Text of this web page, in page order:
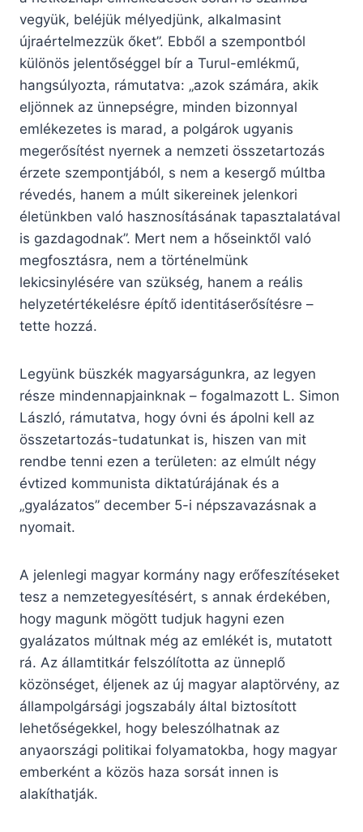
vegyük, beléjük mélyedjünk, alkalmasint
újraértelmezzük őket”. Ebből a szempontból
különös jelentőséggel bír a Turul-emlékmű,
hangsúlyozta, rámutatva: „azok számára, akik
eljönnek az ünnepségre, minden bizonnyal
emlékezetes is marad, a polgárok ugyanis
megerősítést nyernek a nemzeti összetartozás
érzete szempontjából, s nem a kesergő múltba
révedés, hanem a múlt sikereinek jelenkori
életünkben való hasznosításának tapasztalatával
is gazdagodnak”. Mert nem a hőseinktől való
megfosztásra, nem a történelmünk
lekicsinylésére van szükség, hanem a reális
helyzetértékelésre építő identitáserősítésre –
tette hozzá.
Legyünk büszkék magyarságunkra, az legyen
része mindennapjainknak – fogalmazott L. Simon
László, rámutatva, hogy óvni és ápolni kell az
összetartozás-tudatunkat is, hiszen van mit
rendbe tenni ezen a területen: az elmúlt négy
évtized kommunista diktatúrájának és a
„gyalázatos” december 5-i népszavazásnak a
nyomait.
A jelenlegi magyar kormány nagy erőfeszítéseket
tesz a nemzetegyesítésért, s annak érdekében,
hogy magunk mögött tudjuk hagyni ezen
gyalázatos múltnak még az emlékét is, mutatott
rá. Az államtitkár felszólította az ünneplő
közönséget, éljenek az új magyar alaptörvény, az
állampolgársági jogszabály által biztosított
lehetőségekkel, hogy beleszólhatnak az
anyaországi politikai folyamatokba, hogy magyar
emberként a közös haza sorsát innen is
alakíthatják.